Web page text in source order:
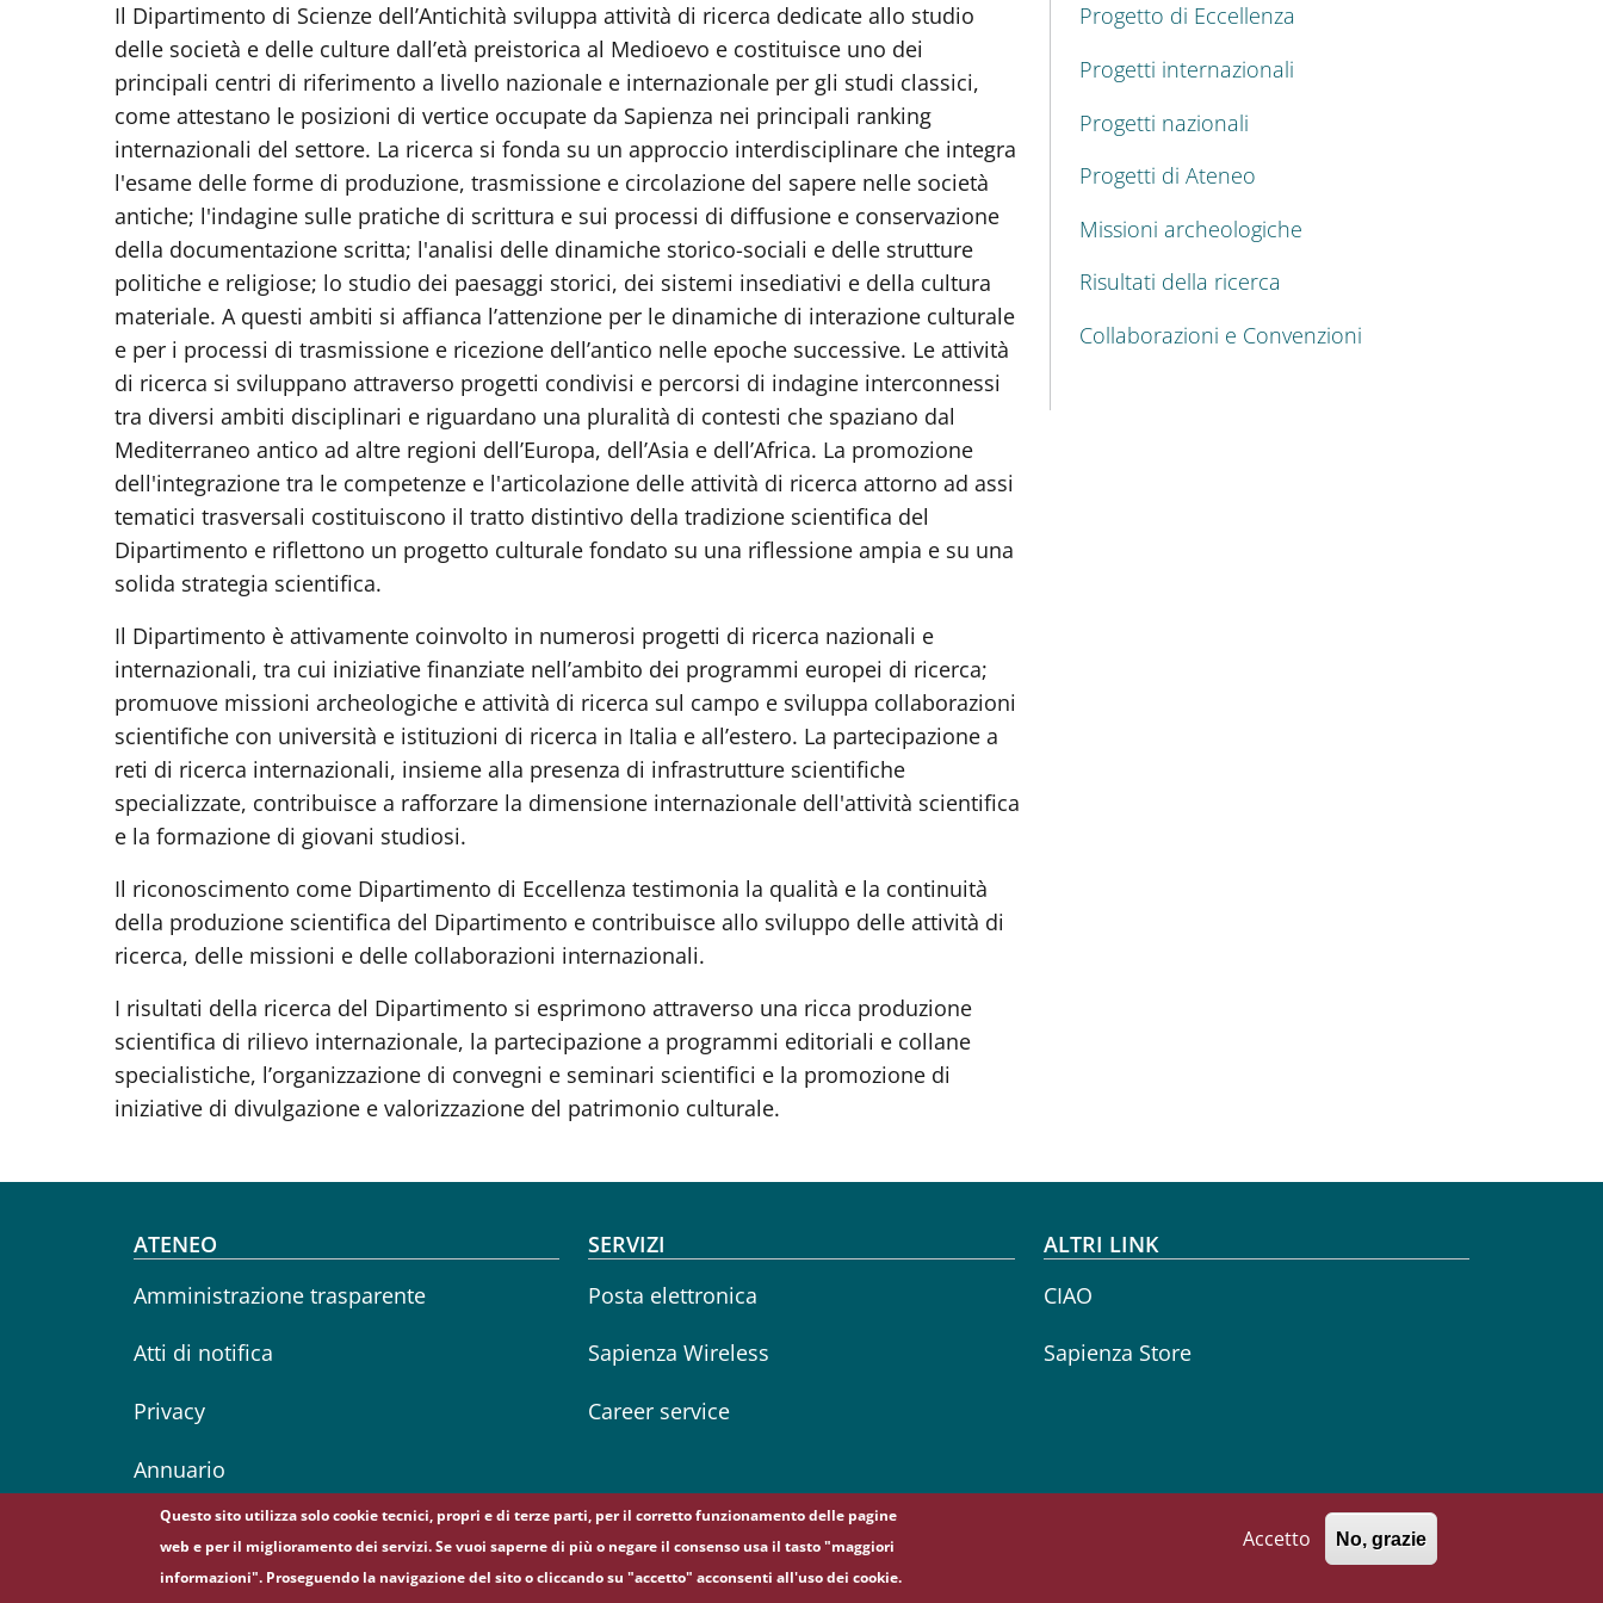
Il Dipartimento di Scienze dell’Antichità sviluppa attività di ricerca dedicate allo studio
delle società e delle culture dall’età preistorica al Medioevo e costituisce uno dei
principali centri di riferimento a livello nazionale e internazionale per gli studi classici,
come attestano le posizioni di vertice occupate da Sapienza nei principali ranking
internazionali del settore. La ricerca si fonda su un approccio interdisciplinare che integra
l'esame delle forme di produzione, trasmissione e circolazione del sapere nelle società
antiche; l'indagine sulle pratiche di scrittura e sui processi di diffusione e conservazione
della documentazione scritta; l'analisi delle dinamiche storico-sociali e delle strutture
politiche e religiose; lo studio dei paesaggi storici, dei sistemi insediativi e della cultura
materiale. A questi ambiti si affianca l’attenzione per le dinamiche di interazione culturale
e per i processi di trasmissione e ricezione dell’antico nelle epoche successive. Le attività
di ricerca si sviluppano attraverso progetti condivisi e percorsi di indagine interconnessi
tra diversi ambiti disciplinari e riguardano una pluralità di contesti che spaziano dal
Mediterraneo antico ad altre regioni dell’Europa, dell’Asia e dell’Africa. La promozione
dell'integrazione tra le competenze e l'articolazione delle attività di ricerca attorno ad assi
tematici trasversali costituiscono il tratto distintivo della tradizione scientifica del
Dipartimento e riflettono un progetto culturale fondato su una riflessione ampia e su una
solida strategia scientifica.
Il Dipartimento è attivamente coinvolto in numerosi progetti di ricerca nazionali e
internazionali, tra cui iniziative finanziate nell’ambito dei programmi europei di ricerca;
promuove missioni archeologiche e attività di ricerca sul campo e sviluppa collaborazioni
scientifiche con università e istituzioni di ricerca in Italia e all’estero. La partecipazione a
reti di ricerca internazionali, insieme alla presenza di infrastrutture scientifiche
specializzate, contribuisce a rafforzare la dimensione internazionale dell'attività scientifica
e la formazione di giovani studiosi.
Il riconoscimento come Dipartimento di Eccellenza testimonia la qualità e la continuità
della produzione scientifica del Dipartimento e contribuisce allo sviluppo delle attività di
ricerca, delle missioni e delle collaborazioni internazionali.
I risultati della ricerca del Dipartimento si esprimono attraverso una ricca produzione
scientifica di rilievo internazionale, la partecipazione a programmi editoriali e collane
specialistiche, l’organizzazione di convegni e seminari scientifici e la promozione di
iniziative di divulgazione e valorizzazione del patrimonio culturale.
Progetto di Eccellenza
Progetti internazionali
Progetti nazionali
Progetti di Ateneo
Missioni archeologiche
Risultati della ricerca
Collaborazioni e Convenzioni
Footer menu
ATENEO
Amministrazione trasparente
Atti di notifica
Privacy
Annuario
SERVIZI
Posta elettronica
Sapienza Wireless
Career service
ALTRI LINK
CIAO
Sapienza Store
Questo sito utilizza solo cookie tecnici, propri e di terze parti, per il corretto funzionamento delle pagine
web e per il miglioramento dei servizi. Se vuoi saperne di più o negare il consenso usa il tasto "maggiori
informazioni". Proseguendo la navigazione del sito o cliccando su "accetto" acconsenti all'uso dei cookie.
Accetto No, grazie